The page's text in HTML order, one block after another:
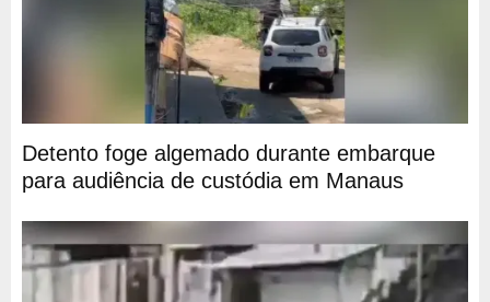
Detento foge algemado durante embarque
para audiência de custódia em Manaus